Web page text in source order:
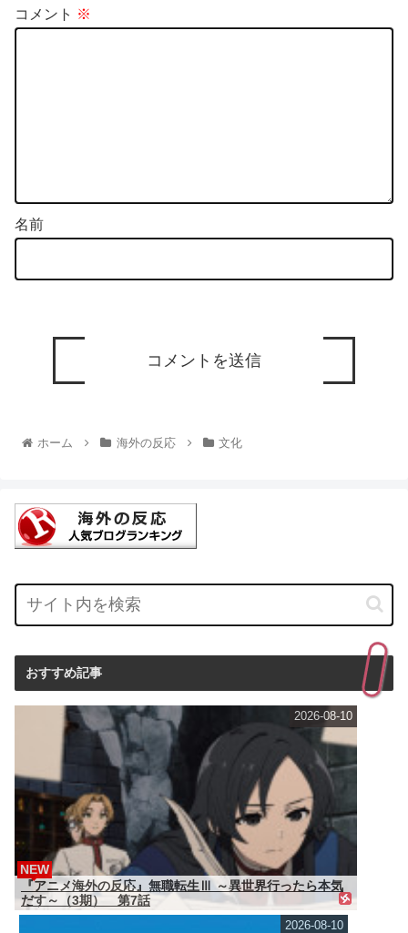
コメント ※
名前
ホーム 海外の反応 文化
おすすめ記事
『アニメ海外の反応』無職転生Ⅲ ～異世界行ったら本気
だす～（3期） 第7話
NEW
2026-08-10
2026-08-10